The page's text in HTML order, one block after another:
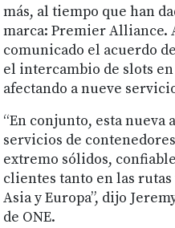
más, al tiempo que han
marca: Premier Alliance.
comunicado el acuerdo
el intercambio de slots
afectando a nueve
“En conjunto, esta
servicios de
extremo sólidos,
clientes tanto en las
Asia y Europa”, dijo
de ONE.